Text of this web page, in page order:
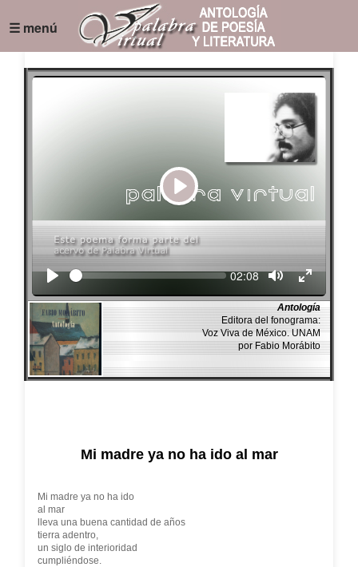
☰ menú
Play
Seek Current
02:08
Antología
Editora del fonograma:
Voz Viva de México. UNAM
por Fabio Morábito
Mi madre ya no ha ido al mar
Mi madre ya no ha ido
al mar
lleva una buena cantidad de años
tierra adentro,
un siglo de interioridad
cumpliéndose.